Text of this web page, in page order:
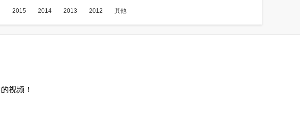
2015 2014 2013 2012 其他
视频！